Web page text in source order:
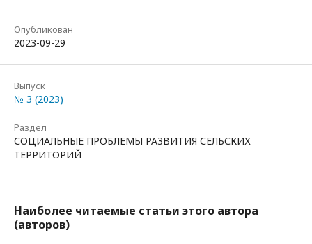
Опубликован
2023-09-29
Выпуск
№ 3 (2023)
Раздел
СОЦИАЛЬНЫЕ ПРОБЛЕМЫ РАЗВИТИЯ СЕЛЬСКИХ
ТЕРРИТОРИЙ
Наиболее читаемые статьи этого автора
(авторов)